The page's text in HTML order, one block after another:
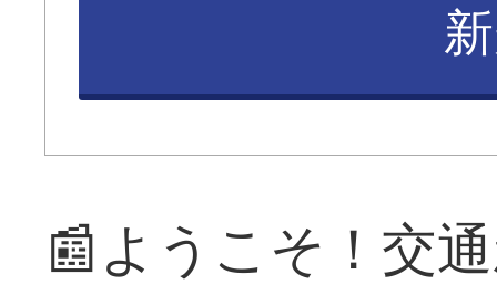
📰ようこそ！交